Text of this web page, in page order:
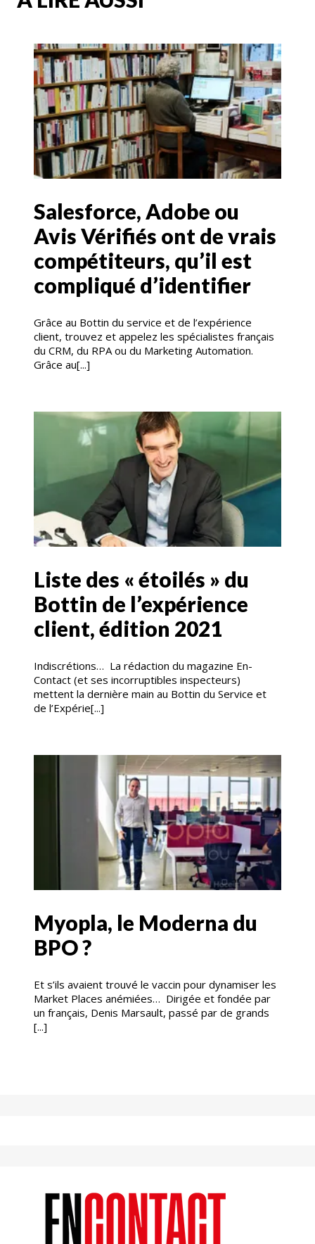
Salesforce, Adobe ou
Avis Vérifiés ont de vrais
compétiteurs, qu’il est
compliqué d’identifier
Grâce au Bottin du service et de l’expérience
client, trouvez et appelez les spécialistes français
du CRM, du RPA ou du Marketing Automation.
Grâce au[...]
Liste des « étoilés » du
Bottin de l’expérience
client, édition 2021
Indiscrétions… La rédaction du magazine En-
Contact (et ses incorruptibles inspecteurs)
mettent la dernière main au Bottin du Service et
de l’Expérie[...]
Myopla, le Moderna du
BPO ?
Et s’ils avaient trouvé le vaccin pour dynamiser les
Market Places anémiées… Dirigée et fondée par
un français, Denis Marsault, passé par de grands
[...]